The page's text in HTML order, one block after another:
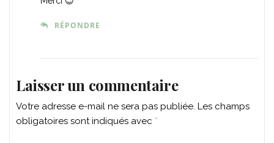
RÉPONDRE
Laisser un commentaire
Votre adresse e-mail ne sera pas publiée. Les champs
obligatoires sont indiqués avec *